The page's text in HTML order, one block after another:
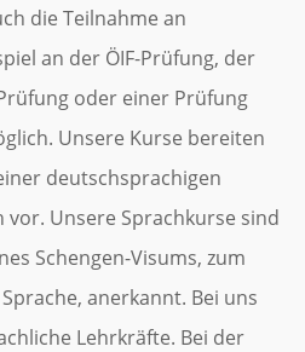
die Teilnahme an
an der ÖIF-Prüfung, der
oder einer Prüfung
Unsere Kurse bereiten
deutschsprachigen
Unsere Sprachkurse sind
Schengen-Visums, zum
anerkannt. Bei uns
Lehrkräfte. Bei der